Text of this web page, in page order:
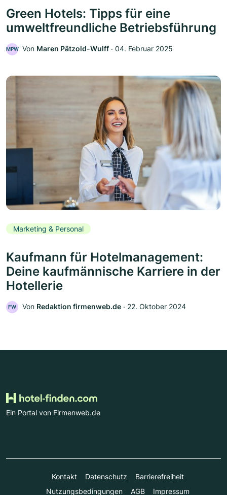
Green Hotels: Tipps für eine
umweltfreundliche Betriebsführung
MPW Von Maren Pätzold-Wulff ‧ 04. Februar 2025
Marketing & Personal
Kaufmann für Hotelmanagement:
Deine kaufmännische Karriere in der
Hotellerie
FW Von Redaktion firmenweb.de ‧ 22. Oktober 2024
Ein Portal von Firmenweb.de
Kontakt Datenschutz
Barrierefreiheit
Nutzungsbedingungen
AGB Impressum